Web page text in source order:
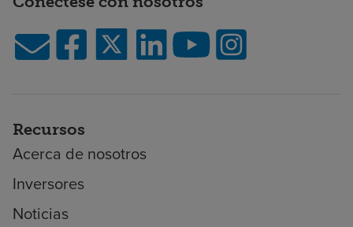
Recursos
Acerca de nosotros
Inversores
Noticias